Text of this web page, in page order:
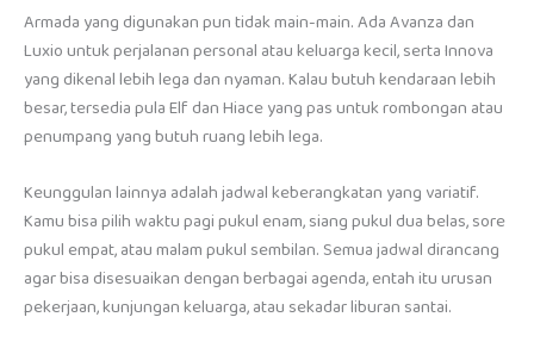
Armada yang digunakan pun tidak main-main. Ada Avanza dan
Luxio untuk perjalanan personal atau keluarga kecil, serta Innova
yang dikenal lebih lega dan nyaman. Kalau butuh kendaraan lebih
besar, tersedia pula Elf dan Hiace yang pas untuk rombongan atau
penumpang yang butuh ruang lebih lega.
Keunggulan lainnya adalah jadwal keberangkatan yang variatif.
Kamu bisa pilih waktu pagi pukul enam, siang pukul dua belas, sore
pukul empat, atau malam pukul sembilan. Semua jadwal dirancang
agar bisa disesuaikan dengan berbagai agenda, entah itu urusan
pekerjaan, kunjungan keluarga, atau sekadar liburan santai.